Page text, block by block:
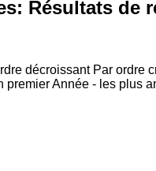
Résultats de
décroissant Par ordre
premierAnnée - les plus